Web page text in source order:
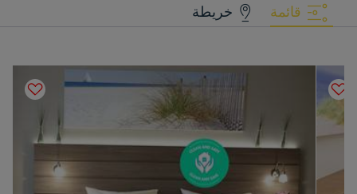
قائمة خريطة